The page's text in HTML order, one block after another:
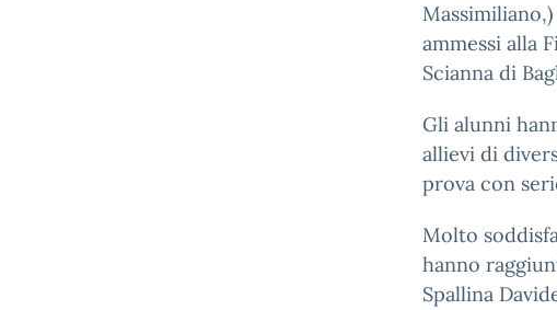
ammessi alla
Scianna di
Gli alunni
allievi di
prova con
Molto
hanno
Spallina